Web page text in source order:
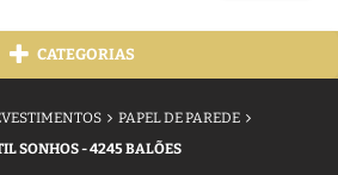
CATEGORIAS
PAPEL DE PAREDE
SONHOS - 4245 BALÕES